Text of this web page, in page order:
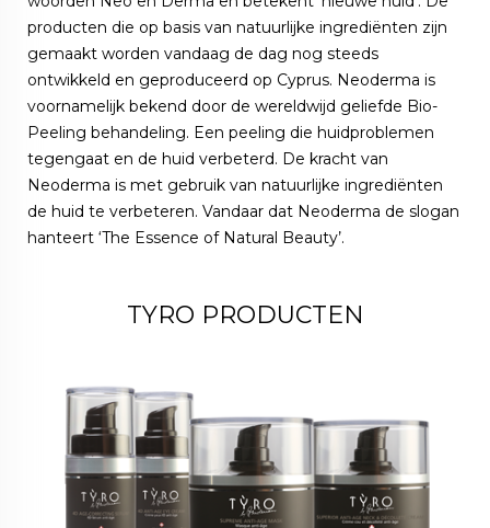
producten die op basis van natuurlijke ingrediënten zijn
gemaakt worden vandaag de dag nog steeds
ontwikkeld en geproduceerd op Cyprus. Neoderma is
voornamelijk bekend door de wereldwijd geliefde Bio-
Peeling behandeling. Een peeling die huidproblemen
tegengaat en de huid verbeterd. De kracht van
Neoderma is met gebruik van natuurlijke ingrediënten
de huid te verbeteren. Vandaar dat Neoderma de slogan
hanteert ‘The Essence of Natural Beauty’.
TYRO PRODUCTEN